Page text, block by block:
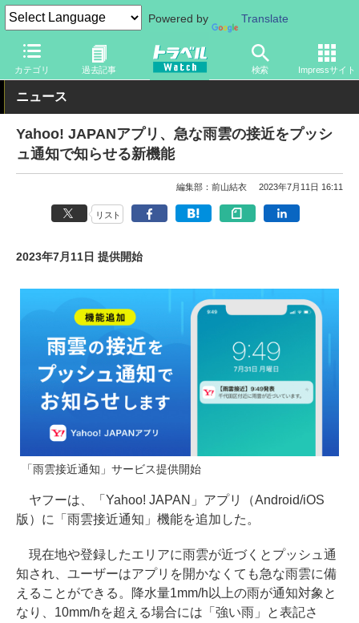
Powered by Translate
カテゴリ 過去記事 検索 Impressサイト
トラベル Watch 旅のアイテム スマホ・ルーター スマートフォ
ニュース
Yahoo! JAPANアプリ、急な雨雲の接近をプッシ
ュ通知で知らせる新機能
編集部：前山結衣 2023年7月11日 16:11
リスト
2023年7月11日 提供開始
「雨雲接近通知」サービス提供開始
ヤフーは、「Yahoo! JAPAN」アプリ（Android/iOS
版）に「雨雲接近通知」機能を追加した。
現在地や登録したエリアに雨雲が近づくとプッシュ通
知され、ユーザーはアプリを開かなくても急な雨雲に備
えることができる。降水量1mm/h以上の雨が通知対象と
なり、10mm/hを超える場合には「強い雨」と表記さ